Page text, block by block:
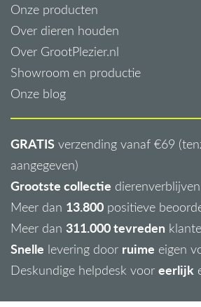
Onze producten
Over dieren houden
Over GrootPlezier.nl
Showroom en productie
Onze blog
GRATIS verzending vanaf €69
aangegeven)
Grootste collectie
Meer dan 13.800 positieve
Meer dan 311.000 tevreden
Snelle levering door ruime eigen
Deskundige helpdesk voor eerlijk